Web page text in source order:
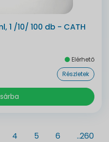
1 /10/ 100 db - CATH
Elérhető
Részletek
4 5 6 ..260